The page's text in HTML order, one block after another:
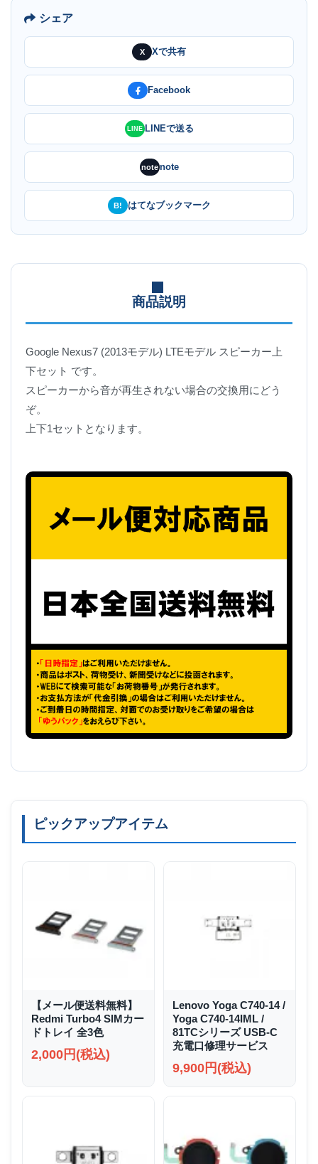
シェア
X Xで共有
Facebook
LINE LINEで送る
notenote
B! はてなブックマーク
商品説明
Google Nexus7 (2013モデル) LTEモデル スピーカー上
下セット です。
スピーカーから音が再生されない場合の交換用にどう
ぞ。
上下1セットとなります。
ピックアップアイテム
【メール便送料無料】
Redmi Turbo4 SIMカー
ドトレイ 全3色
2,000円(税込)
Lenovo Yoga C740-14 /
Yoga C740-14IML /
81TCシリーズ USB-C
充電口修理サービス
9,900円(税込)